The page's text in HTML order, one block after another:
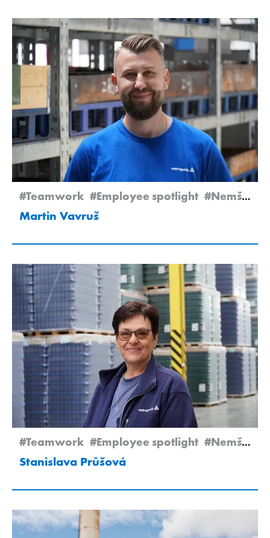
#Teamwork #Employee spotlight #Nemšová
Martin Vavruš
#Teamwork #Employee spotlight #Nemšová
Stanislava Průšová